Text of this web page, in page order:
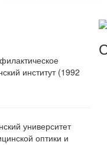
институт (1992
университет
оптики и